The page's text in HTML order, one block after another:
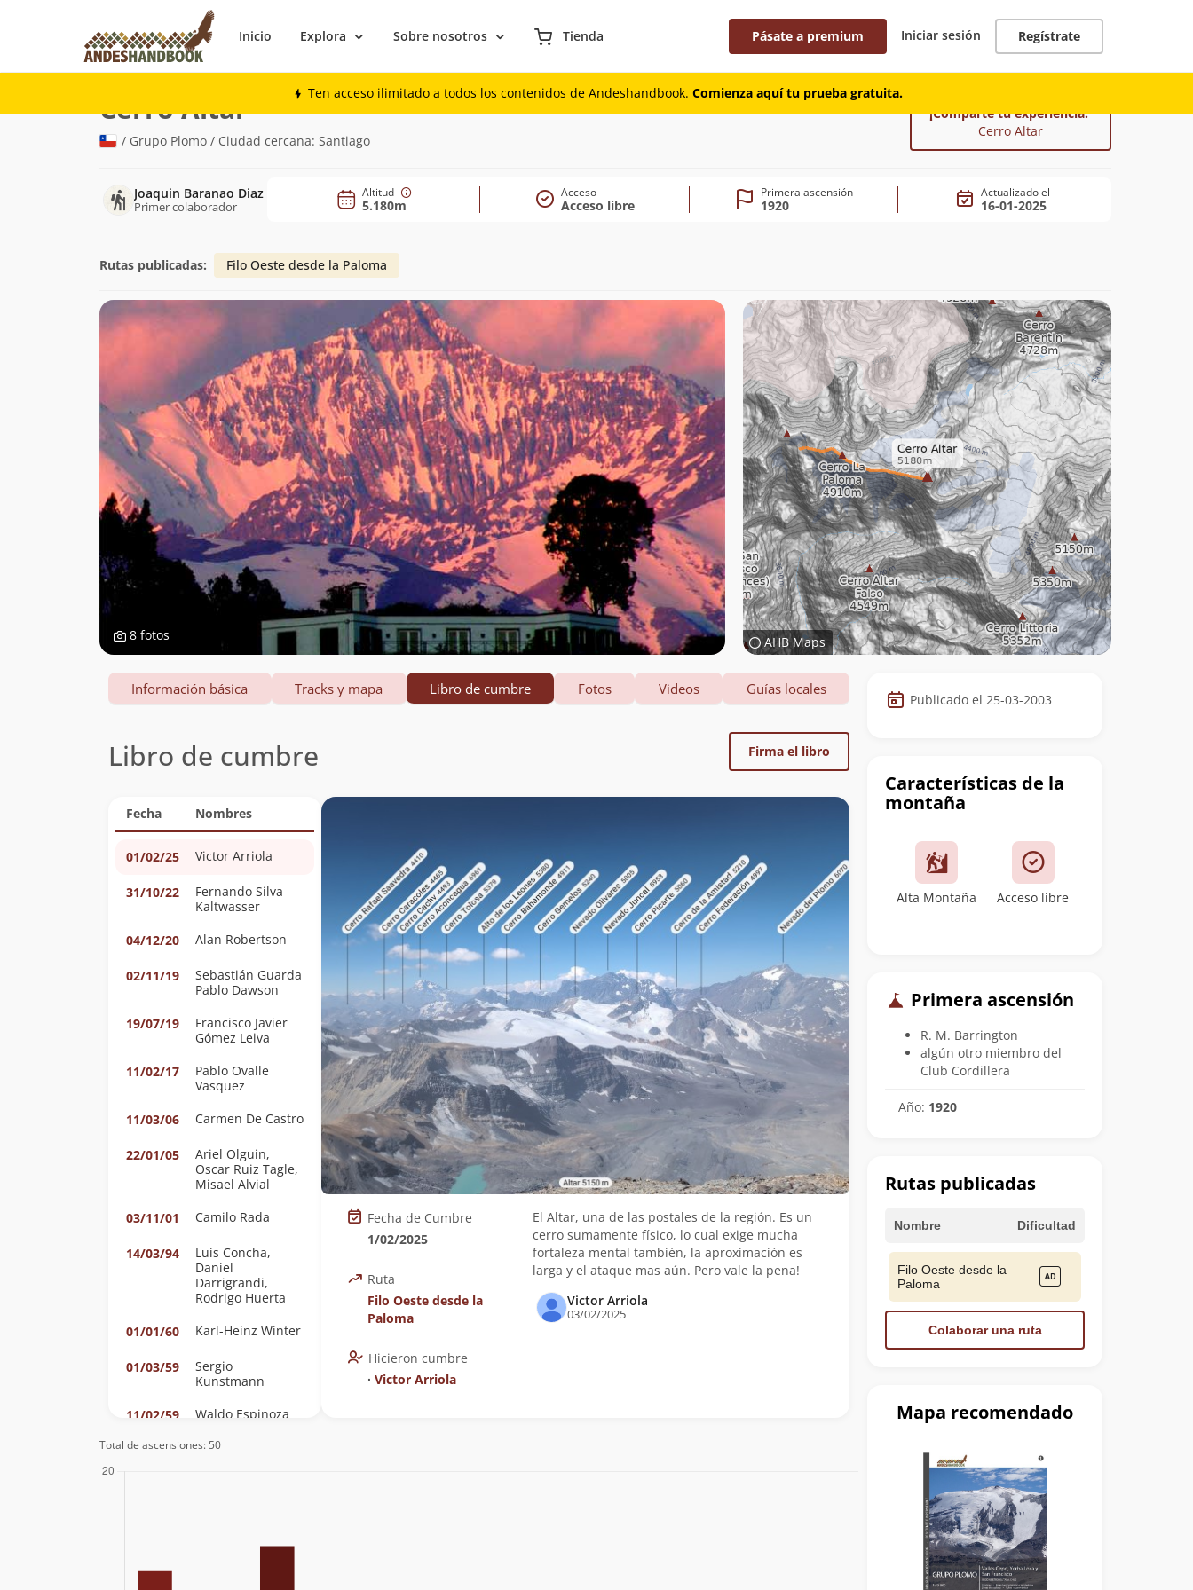
Inicio Explora Sobre nosotros Tienda Pásate a premium Iniciar sesión Regístrate
Ten acceso ilimitado a todos los contenidos de Andeshandbook. Comienza aquí tu prueba gratuita.
Montaña
Cerro Altar (5.180m)
/ Grupo Plomo / Ciudad cercana: Santiago
¡Comparte tu experiencia!
Cerro Altar
Joaquin Baranao Diaz
Primer colaborador
Altitud
5.180m
Acceso
Acceso libre
Primera ascensión
1920
Actualizado el
16-01-2025
Rutas publicadas: Filo Oeste desde la Paloma
8 fotos AHB Maps
Datos
de
cumbre
Publicado el 25-03-2003
Características de la
montaña
Alta Montaña Acceso libre
Primera ascensión
R. M. Barrington
algún otro miembro del
Club Cordillera
Año: 1920
Rutas publicadas
Nombre Dificultad
Filo Oeste desde la
Paloma
Colaborar una ruta
Mapa recomendado
Información básica Tracks y mapa Libro de cumbre Fotos Videos Guías locales
Libro de cumbre Firma el libro
Fecha Nombres
01/02/25 Victor Arriola
31/10/22
Fernando Silva
Kaltwasser
04/12/20
Alan Robertson
02/11/19
Sebastián Guarda
Pablo Dawson
19/07/19
Francisco Javier
Gómez Leiva
11/02/17
Pablo Ovalle
Vasquez
11/03/06
Carmen De Castro
22/01/05
Ariel Olguin,
Oscar Ruiz Tagle,
Misael Alvial
03/11/01
Camilo Rada
14/03/94
Luis Concha,
Daniel
Darrigrandi,
Rodrigo Huerta
01/01/60
Karl-Heinz Winter
01/03/59
Sergio
Kunstmann
11/02/59
Waldo Espinoza
13/12/58
Fecha de Cumbre
1/02/2025
Ruta
Filo Oeste desde la
Paloma
Hicieron cumbre
∙ Victor Arriola
El Altar, una de las postales de la región. Es un
cerro sumamente físico, lo cual exige mucha
fortaleza mental también, la aproximación es
larga y el ataque mas aún. Pero vale la pena!
Victor Arriola
03/02/2025
Total de ascensiones: 50